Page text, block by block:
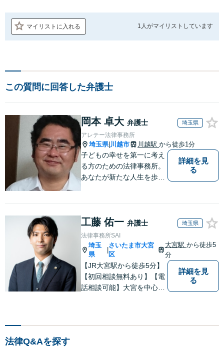
マイリストに入れる 1人がマイリストしています
この質問に回答した弁護士
岡本 卓大 弁護士 埼玉県
アレテー法律事務所
埼玉県| 川越市 川越駅 から徒歩1分
子どもの幸せを第一に考え
る方のための法律事務所。
あなたが新たな人生を歩み
詳細を見
る
工藤 佑一 弁護士 埼玉県
法律事務所SAI
埼玉
県
さいたま市大宮
区
大宮駅 から徒歩5
分
【JR大宮駅から徒歩5分】
【初回相談無料あり】【電
話相談可能】大宮を中心
詳細を見
る
法律Q&Aを探す